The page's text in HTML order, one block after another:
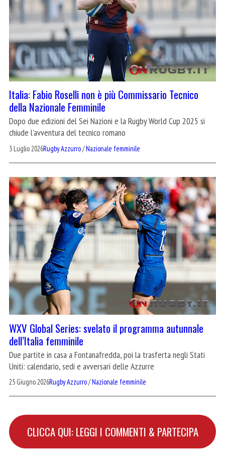
Italia: Fabio Roselli non è più Commissario Tecnico
della Nazionale Femminile
Dopo due edizioni del Sei Nazioni e la Rugby World Cup 2025 si
chiude l'avventura del tecnico romano
3 Luglio 2026Rugby Azzurro/Nazionale femminile
WXV Global Series: svelato il programma autunnale
dell’Italia femminile
Due partite in casa a Fontanafredda, poi la trasferta negli Stati
Uniti: calendario, sedi e avversari delle Azzurre
25 Giugno 2026Rugby Azzurro/Nazionale femminile
CLICCA QUI: LEGGI I COMMENTI & PARTECIPA